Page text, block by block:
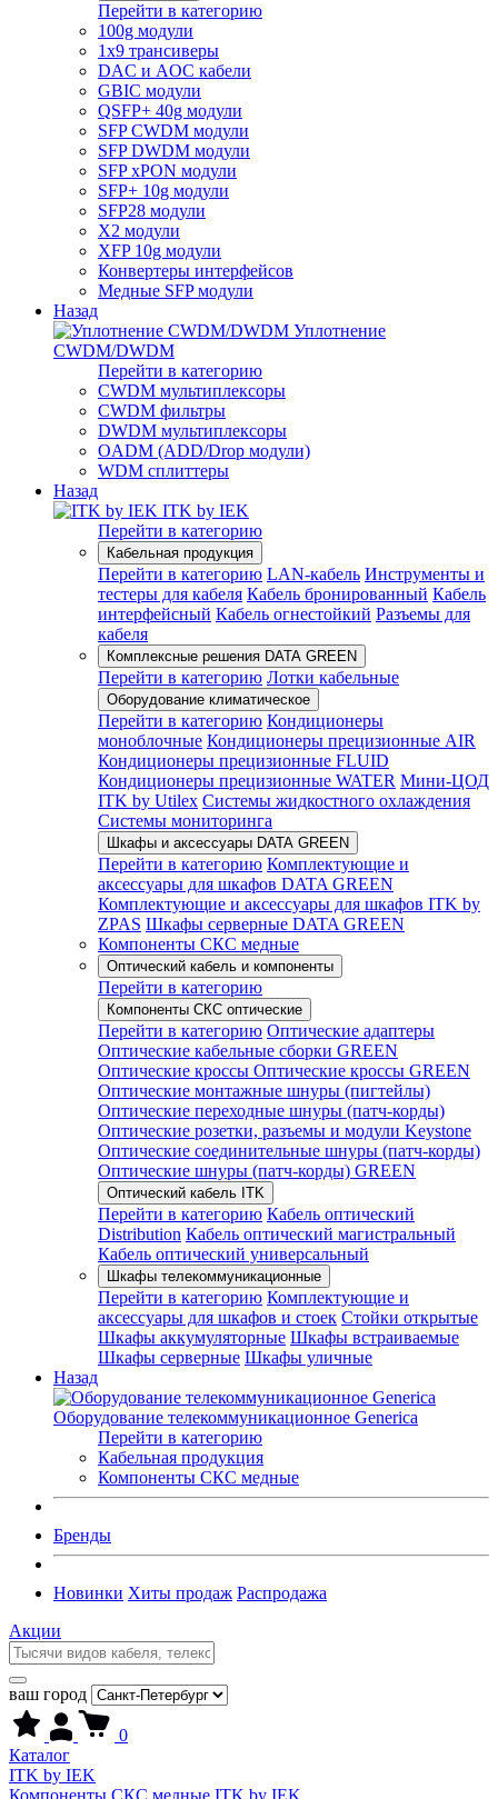
Перейти в категорию
100g модули
1x9 трансиверы
DAC и AOC кабели
GBIC модули
QSFP+ 40g модули
SFP CWDM модули
SFP DWDM модули
SFP xPON модули
SFP+ 10g модули
SFP28 модули
X2 модули
XFP 10g модули
Конвертеры интерфейсов
Медные SFP модули
Назад
Уплотнение
CWDM/DWDM
Перейти в категорию
CWDM мультиплексоры
CWDM фильтры
DWDM мультиплексоры
OADM (ADD/Drop модули)
WDM сплиттеры
Назад
ITK by IEK
Перейти в категорию
Кабельная продукция
Перейти в категорию LAN-кабель Инструменты и
тестеры для кабеля Кабель бронированный Кабель
интерфейсный Кабель огнестойкий Разъемы для
кабеля
Комплексные решения DATA GREEN
Перейти в категорию Лотки кабельные
Оборудование климатическое
Перейти в категорию Кондиционеры
моноблочные Кондиционеры прецизионные AIR
Кондиционеры прецизионные FLUID
Кондиционеры прецизионные WATER Мини-ЦОД
ITK by Utilex Системы жидкостного охлаждения
Системы мониторинга
Шкафы и аксессуары DATA GREEN
Перейти в категорию Комплектующие и
аксессуары для шкафов DATA GREEN
Комплектующие и аксессуары для шкафов ITK by
ZPAS Шкафы серверные DATA GREEN
Компоненты СКС медные
Оптический кабель и компоненты
Перейти в категорию
Компоненты СКС оптические
Перейти в категорию Оптические адаптеры
Оптические кабельные сборки GREEN
Оптические кроссы Оптические кроссы GREEN
Оптические монтажные шнуры (пигтейлы)
Оптические переходные шнуры (патч-корды)
Оптические розетки, разъемы и модули Keystone
Оптические соединительные шнуры (патч-корды)
Оптические шнуры (патч-корды) GREEN
Оптический кабель ITK
Перейти в категорию Кабель оптический
Distribution Кабель оптический магистральный
Кабель оптический универсальный
Шкафы телекоммуникационные
Перейти в категорию Комплектующие и
аксессуары для шкафов и стоек Стойки открытые
Шкафы аккумуляторные Шкафы встраиваемые
Шкафы серверные Шкафы уличные
Назад
Оборудование телекоммуникационное Generica
Перейти в категорию
Кабельная продукция
Компоненты СКС медные
Бренды
Новинки Хиты продаж Распродажа
Акции
ваш город
0
Каталог
ITK by IEK
Компоненты СКС медные ITK by IEK